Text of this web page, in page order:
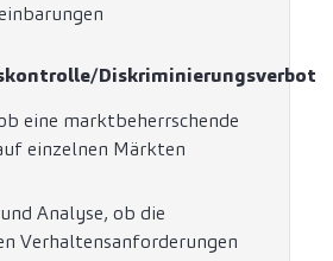
Diskriminierungsverbot
eine marktbeherrschende
einzelnen Märkten
Analyse, ob die
Verhaltensanforderungen